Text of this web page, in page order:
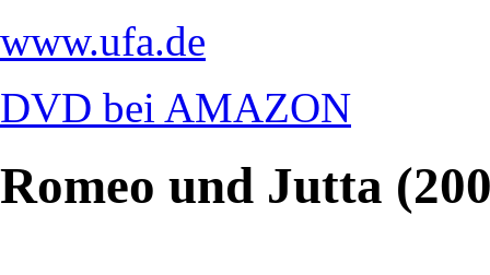
www.ufa.de
DVD bei AMAZON
Romeo und Jutta